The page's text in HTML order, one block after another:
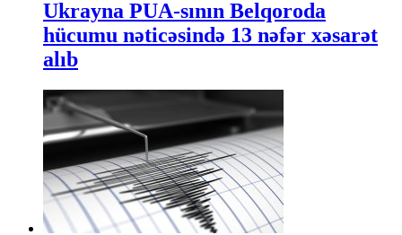
Ukrayna PUA-sının Belqoroda
hücumu nəticəsində 13 nəfər xəsarət
alıb